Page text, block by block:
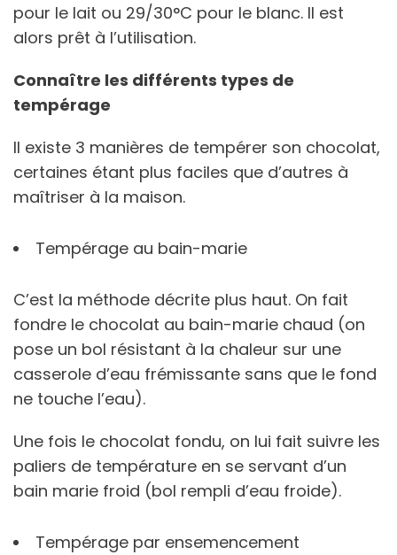
pour le lait ou 29/30°C pour le blanc. Il est
alors prêt à l’utilisation.
Connaître les différents types de
tempérage
Il existe 3 manières de tempérer son chocolat,
certaines étant plus faciles que d’autres à
maîtriser à la maison.
Tempérage au bain-marie
C’est la méthode décrite plus haut. On fait
fondre le chocolat au bain-marie chaud (on
pose un bol résistant à la chaleur sur une
casserole d’eau frémissante sans que le fond
ne touche l’eau).
Une fois le chocolat fondu, on lui fait suivre les
paliers de température en se servant d’un
bain marie froid (bol rempli d’eau froide).
Tempérage par ensemencement